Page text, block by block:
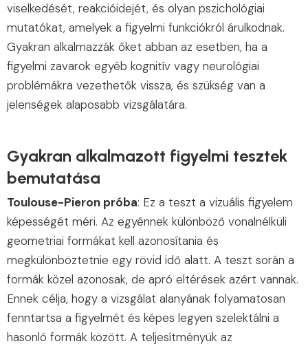
viselkedését, reakcióidejét, és olyan pszichológiai
mutatókat, amelyek a figyelmi funkciókról árulkodnak.
Gyakran alkalmazzák őket abban az esetben, ha a
figyelmi zavarok egyéb kognitív vagy neurológiai
problémákra vezethetők vissza, és szükség van a
jelenségek alaposabb vizsgálatára.
Gyakran alkalmazott figyelmi tesztek
bemutatása
Toulouse-Pieron próba: Ez a teszt a vizuális figyelem
képességét méri. Az egyénnek különböző vonalnélküli
geometriai formákat kell azonosítania és
megkülönböztetnie egy rövid idő alatt. A teszt során a
formák közel azonosak, de apró eltérések azért vannak.
Ennek célja, hogy a vizsgálat alanyának folyamatosan
fenntartsa a figyelmét és képes legyen szelektálni a
hasonló formák között. A teljesítményük az